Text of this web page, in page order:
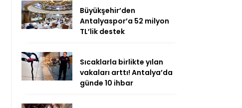
Büyükşehir’den
Antalyaspor’a 52 milyon
TL’lik destek
Sıcaklarla birlikte yılan
vakaları arttı! Antalya’da
günde 10 ihbar